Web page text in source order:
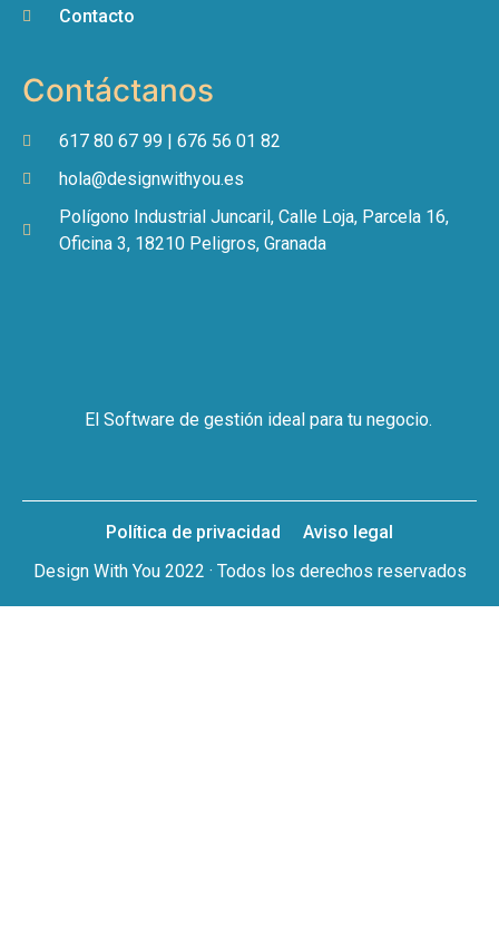
Contacto
Contáctanos
617 80 67 99 | 676 56 01 82
hola@designwithyou.es
Polígono Industrial Juncaril, Calle Loja, Parcela 16,
Oficina 3, 18210 Peligros, Granada
El Software de gestión ideal para tu negocio.
Design With You 2022 · Todos los derechos reservados
Política de privacidad Aviso legal